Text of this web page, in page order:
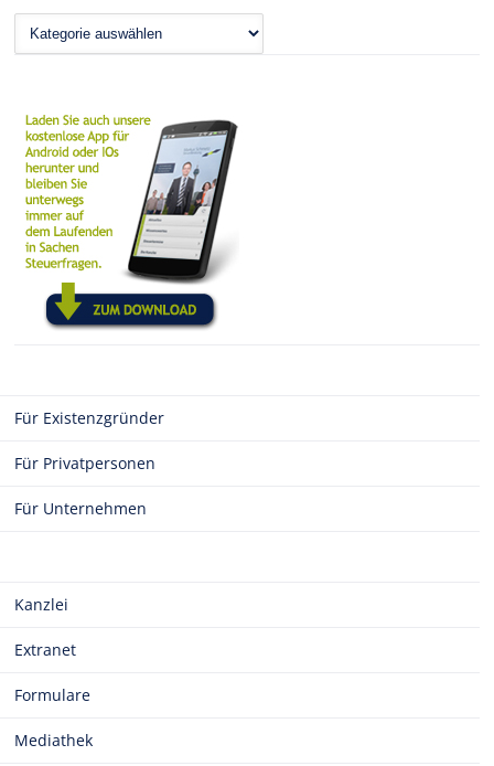
News
Für Existenzgründer
Für Privatpersonen
Für Unternehmen
Kanzlei
Extranet
Formulare
Mediathek